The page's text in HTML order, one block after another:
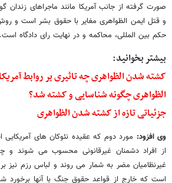
صورت گرفته از جانب آمریکا مانند ماجراهای زندان
و قتل ایمن الظواهری مغایر با حقوق بشر است و
حکم بین المللی، محاکمه و در نهایت رای دادگاه است.
بیشتر بخوانید:
کشته شدن الظواهری چه تاثیری بر روابط
الظواهری چگونه شناسایی و کشته شد؟
جزئیاتی تازه از کشته شدن الظواهری
وی افزود: مورد دوم که عقیده نئوکان های
از افراد دشمنان غیرقانونی محسوب می شوند و
غیرنظامیان مضر به شمار می روند و لباس رزم نیز
است که خارج از قواعد حقوق جنگ با آنها برخورد